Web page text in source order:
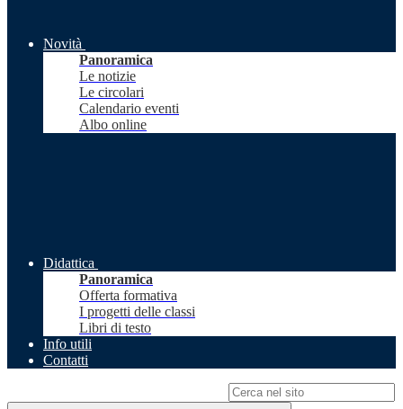
Novità
Panoramica
Le notizie
Le circolari
Calendario eventi
Albo online
Didattica
Panoramica
Offerta formativa
I progetti delle classi
Libri di testo
Info utili
Contatti